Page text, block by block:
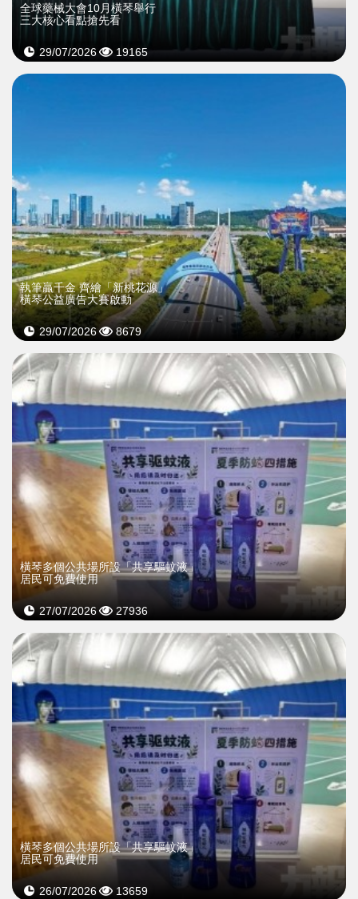
全球藥械大會10月橫琴舉行
三大核心看點搶先看
29/07/2026 19165
執筆贏千金 齊繪「新桃花源」
橫琴公益廣告大賽啟動
29/07/2026 8679
橫琴多個公共場所設「共享驅蚊液」
居民可免費使用
27/07/2026 27936
橫琴多個公共場所設「共享驅蚊液」
居民可免費使用
26/07/2026 13659